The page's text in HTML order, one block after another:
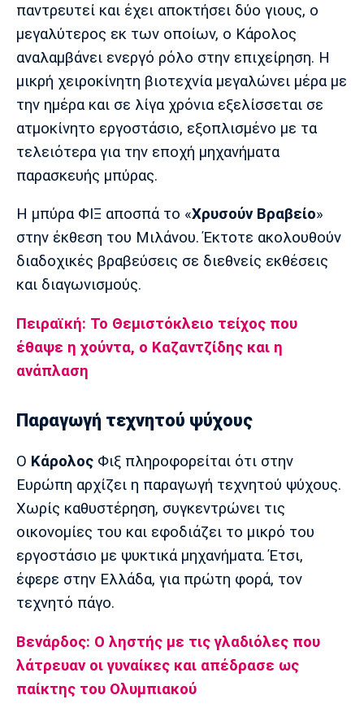
παντρευτεί και έχει αποκτήσει δύο γιους, ο
μεγαλύτερος εκ των οποίων, ο Κάρολος
αναλαμβάνει ενεργό ρόλο στην επιχείρηση. Η
μικρή χειροκίνητη βιοτεχνία μεγαλώνει μέρα με
την ημέρα και σε λίγα χρόνια εξελίσσεται σε
ατμοκίνητο εργοστάσιο, εξοπλισμένο με τα
τελειότερα για την εποχή μηχανήματα
παρασκευής μπύρας.
Η μπύρα ΦΙΞ αποσπά το «Χρυσούν Βραβείο»
στην έκθεση του Μιλάνου. Έκτοτε ακολουθούν
διαδοχικές βραβεύσεις σε διεθνείς εκθέσεις
και διαγωνισμούς.
Πειραϊκή: Το Θεμιστόκλειο τείχος που
έθαψε η χούντα, ο Καζαντζίδης και η
ανάπλαση
Παραγωγή τεχνητού ψύχους
Ο Κάρολος Φιξ πληροφορείται ότι στην
Ευρώπη αρχίζει η παραγωγή τεχνητού ψύχους.
Χωρίς καθυστέρηση, συγκεντρώνει τις
οικονομίες του και εφοδιάζει το μικρό του
εργοστάσιο με ψυκτικά μηχανήματα. Έτσι,
έφερε στην Ελλάδα, για πρώτη φορά, τον
τεχνητό πάγο.
Βενάρδος: Ο ληστής με τις γλαδιόλες που
λάτρευαν οι γυναίκες και απέδρασε ως
παίκτης του Ολυμπιακού